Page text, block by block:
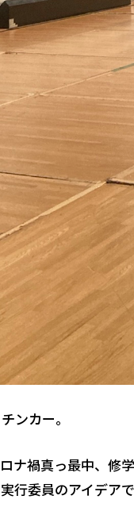
ンカー。
ナ禍真っ最中、修
行委員のアイデア